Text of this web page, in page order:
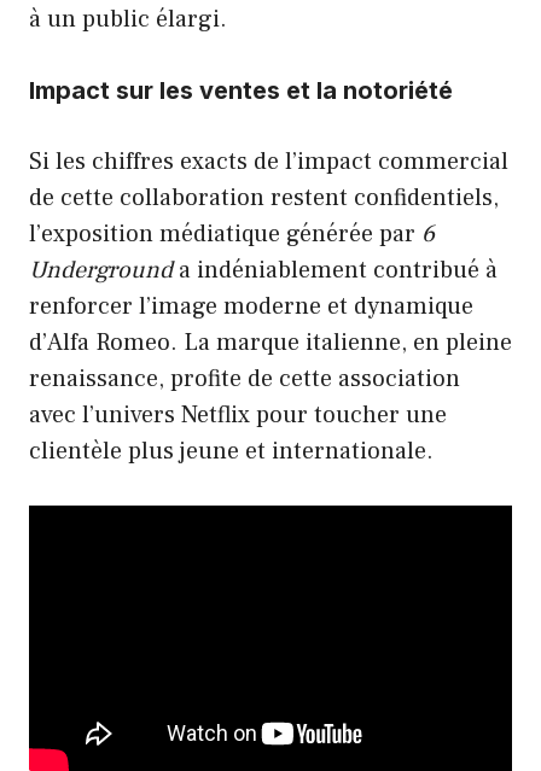
à un public élargi.
Impact sur les ventes et la notoriété
Si les chiffres exacts de l’impact commercial
de cette collaboration restent confidentiels,
l’exposition médiatique générée par 6
Undergrounda indéniablement contribué à
renforcer l’image moderne et dynamique
d’Alfa Romeo. La marque italienne, en pleine
renaissance, profite de cette association
avec l’univers Netflix pour toucher une
clientèle plus jeune et internationale.